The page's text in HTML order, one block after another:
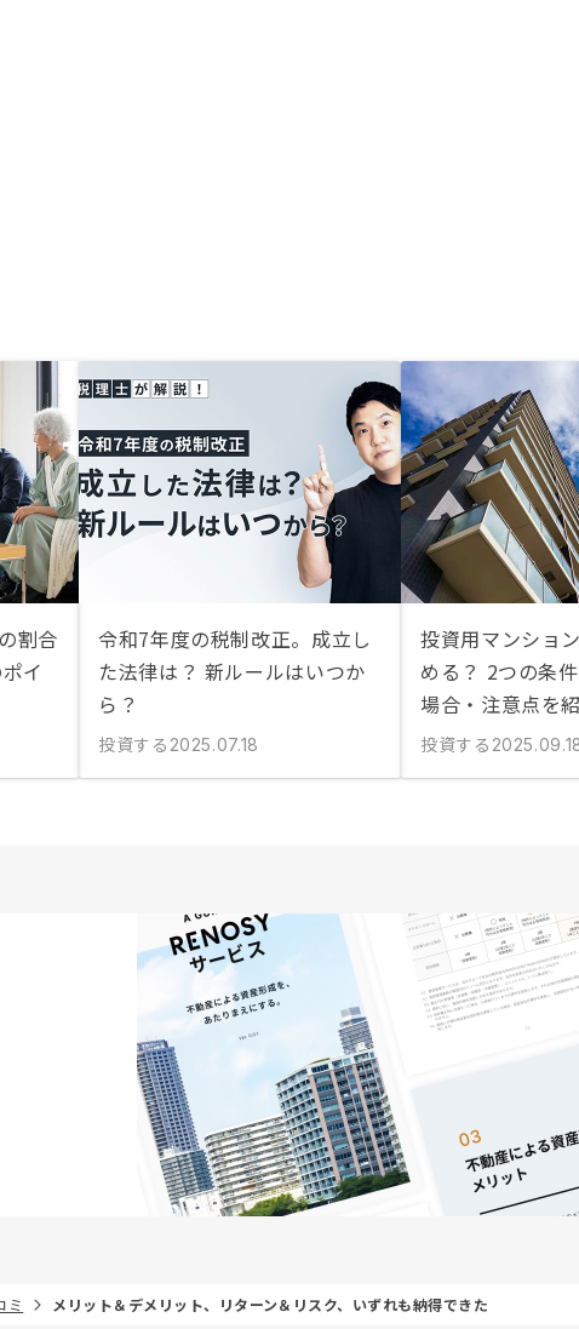
割合
イ
令和7年度の税制改正。成立し
た法律は？ 新ルールはいつか
ら？
投資する 2025.07.18
投資用マンショ
める？ 2つの条
場合・注意点を
投資する
ミ メリット＆デメリット、リターン＆リスク、いずれも納得できた